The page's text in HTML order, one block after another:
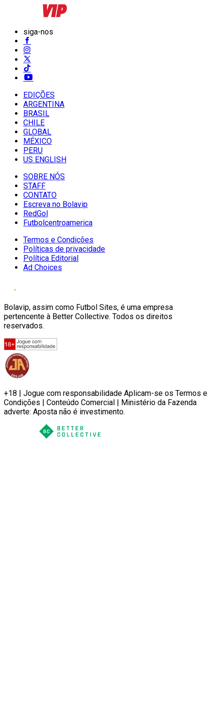
siga-nos
EDIÇÕES
ARGENTINA
BRASIL
CHILE
GLOBAL
MÉXICO
PERU
US ENGLISH
SOBRE NÓS
STAFF
CONTATO
Escreva no Bolavip
RedGol
Futbolcentroamerica
Termos e Condições
Políticas de privacidade
Política Editorial
Ad Choices
Bolavip, assim como Futbol Sites, é uma empresa
pertencente à Better Collective. Todos os direitos
reservados.
+18 | Jogue com responsabilidade Aplicam-se os Termos e
Condições | Conteúdo Comercial | Ministério da Fazenda
adverte: Aposta não é investimento.